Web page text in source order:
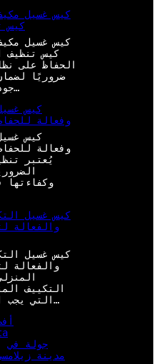
كيس غسيل
كيس
كيس غسيل
كيس تنظيف
الحفاظ على
ضروريًا
جودة هواء صحية داخل ال…
كيس
وفعالة
كيس
وفعالة
يُعتبر
وكفاءتها
كيس غسيل
والفعالة
كيس غسيل
والفعالة
التكييف
التي يجب الاهتمام بها لضمان أد…
جولة في
مدينة